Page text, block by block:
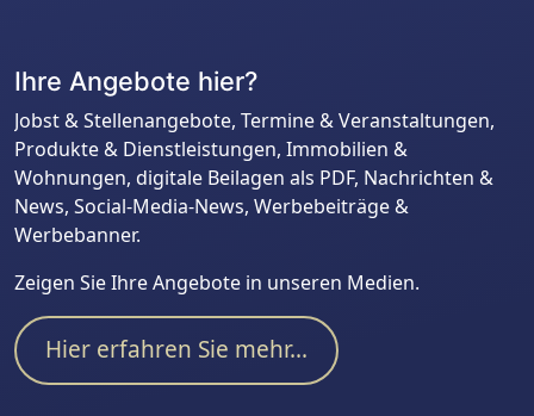
Ihre Angebote hier?
Jobst & Stellenangebote, Termine & Veranstaltungen,
Produkte & Dienstleistungen, Immobilien &
Wohnungen, digitale Beilagen als PDF, Nachrichten &
News, Social-Media-News, Werbebeiträge &
Werbebanner.
Zeigen Sie Ihre Angebote in unseren Medien.
Hier erfahren Sie mehr...